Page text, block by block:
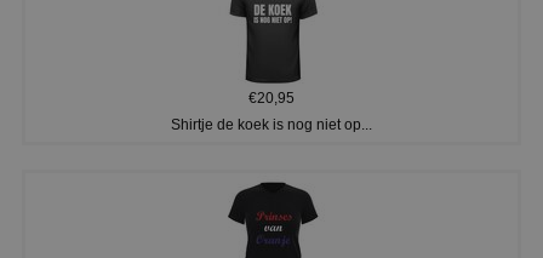
€20,95
Shirtje de koek is nog niet op...